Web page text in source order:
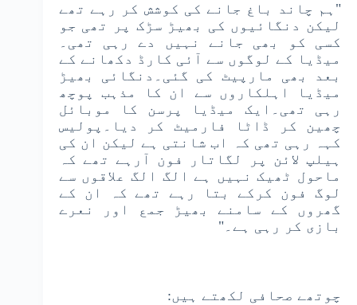
"ہم چاند باغ جانے کی کوشش کر رہے تھے
لیکن دنگائیوں کی بھیڑ سڑک پر تھی جو
کسی کو بھی جانے نہیں دے رہی تھی۔
میڈیا کے لوگوں سے آئی کارڈ دکھانے کے
بعد بھی مارپیٹ کی گئی۔دنگائی بھیڑ
میڈیا اہلکاروں سے ان کا مذہب پوچھ
رہی تھی۔ایک میڈیا پرسن کا موبائل
چھین کر ڈاٹا فارمیٹ کر دیا۔پولیس
کہہ رہی تھی کہ اب شانتی ہے لیکن ان کی
ہیلپ لائن پر لگاتار فون آرہے تھے کہ
ماحول ٹھیک نہیں ہے الگ الگ علاقوں سے
لوگ فون کرکے بتا رہے تھے کہ ان کے
گھروں کے سامنے بھیڑ جمع اور نعرے
بازی کر رہی ہے۔"
چوتھے صحافی لکھتے ہیں: